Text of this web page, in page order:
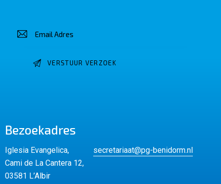
Bezoekadres
Iglesia Evangelica,
Cami de La Cantera 12,
03581 L’Albir
secretariaat@pg-benidorm.nl